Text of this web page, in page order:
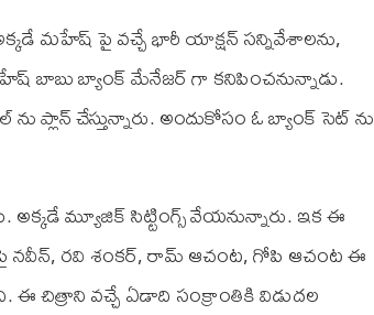
మహేష్ పై వచ్చే భారీ యాక్షన్ సన్నివేశాలను,
బాబు బ్యాంక్ మేనేజర్ గా కనిపించనున్నాడు.
ప్లాన్ చేస్తున్నారు. అందుకోసం ఓ బ్యాంక్ సెట్ ను
మ్యూజిక్ సిట్టింగ్స్ వేయనున్నారు. ఇక ఈ
పై నవీన్, రవి శంకర్, రామ్ ఆచంట, గోపి ఆచంట ఈ
ఈ చిత్రాని వచ్చే ఏడాది సంక్రాంతికి విడుదల